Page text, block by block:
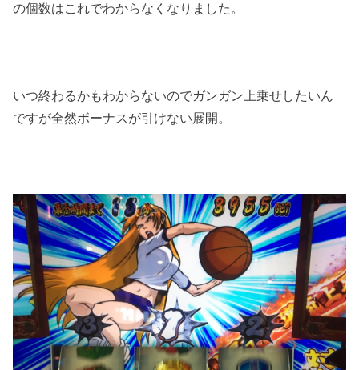
の個数はこれでわからなくなりました。
いつ終わるかもわからないのでガンガン上乗せしたいん
ですが全然ボーナスが引けない展開。